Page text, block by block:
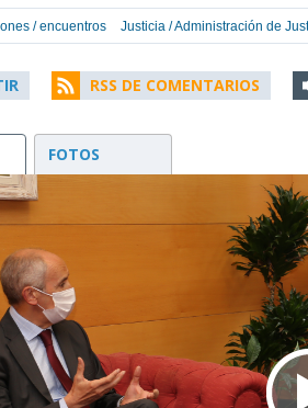
/ encuentros Justicia / Administración de
RSS DE COMENTARIOS
FOTOS